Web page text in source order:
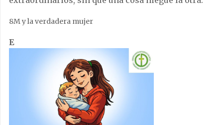
8M y la verdadera mujer
E